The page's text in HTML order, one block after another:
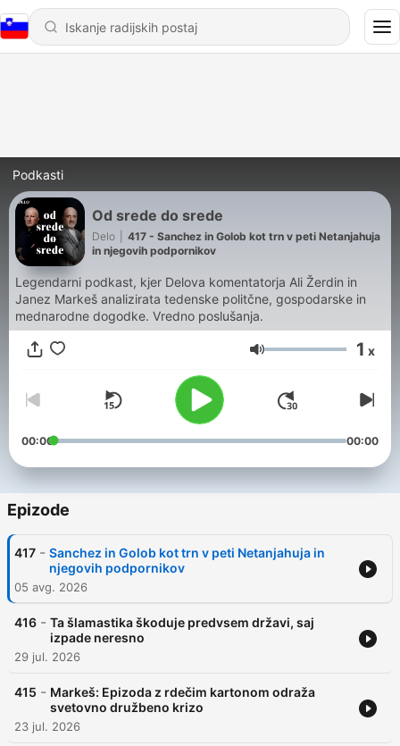
Podkasti
Od srede do srede
Delo
417 - Sanchez in Golob kot trn v peti Netanjahuja
in njegovih podpornikov
Legendarni podkast, kjer Delova komentatorja Ali Žerdin in
Janez Markeš analizirata tedenske politčne, gospodarske in
mednarodne dogodke. Vredno poslušanja.
Glasnost 1 x
00:00 00:00
Epizode
417 - Sanchez in Golob kot trn v peti Netanjahuja in
njegovih podpornikov
05 avg. 2026
416 - Ta šlamastika škoduje predvsem državi, saj
izpade neresno
29 jul. 2026
415 - Markeš: Epizoda z rdečim kartonom odraža
svetovno družbeno krizo
23 jul. 2026